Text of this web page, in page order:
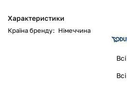
Характеристики
Країна бренду: Німеччина